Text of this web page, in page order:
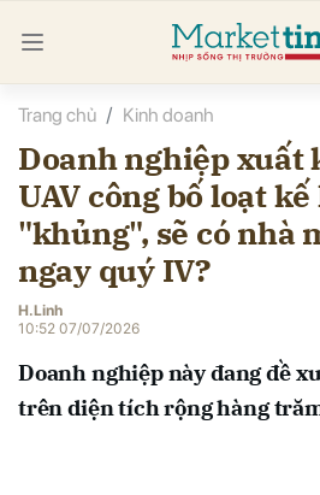
Trang chủ Kinh doanh
Doanh nghiệp xuất
UAV công bố loạt
"khủng", sẽ có nhà
ngay quý IV?
H.Linh
10:52 07/07/2026
Doanh nghiệp này đang đề
trên diện tích rộng hàng
luận